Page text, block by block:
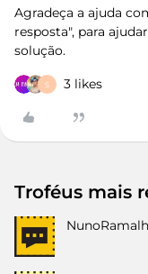
Agradeça a ajuda
resposta", para
solução.
S 3 likes
Troféus mais